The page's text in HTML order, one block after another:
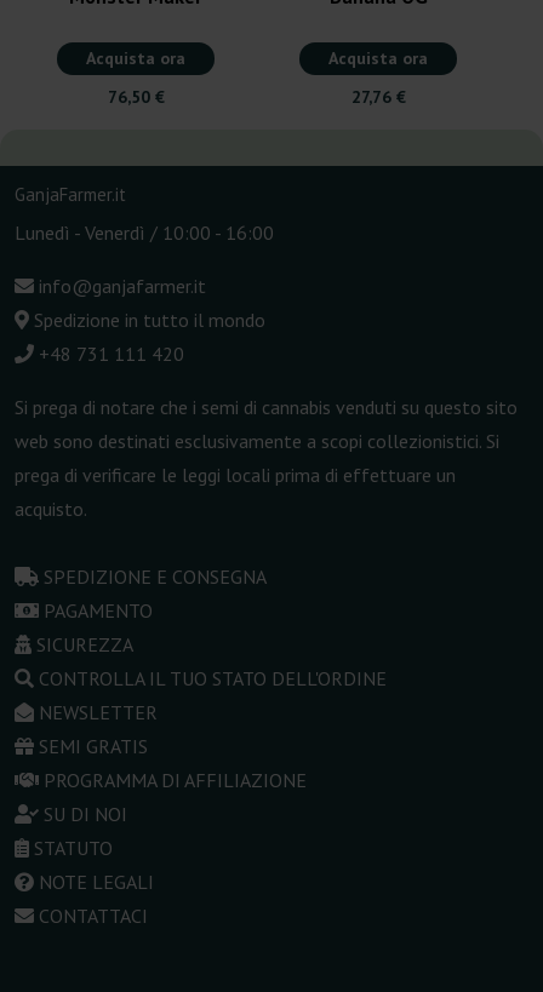
Acquista ora
76,50 €
Acquista ora
27,76 €
GanjaFarmer.it
Lunedì - Venerdì / 10:00 - 16:00
info@ganjafarmer.it
Spedizione in tutto il mondo
+48 731 111 420
Si prega di notare che i semi di cannabis venduti su questo sito
web sono destinati esclusivamente a scopi collezionistici. Si
prega di verificare le leggi locali prima di effettuare un
acquisto.
SPEDIZIONE E CONSEGNA
PAGAMENTO
SICUREZZA
CONTROLLA IL TUO STATO DELL'ORDINE
NEWSLETTER
SEMI GRATIS
PROGRAMMA DI AFFILIAZIONE
SU DI NOI
STATUTO
NOTE LEGALI
CONTATTACI